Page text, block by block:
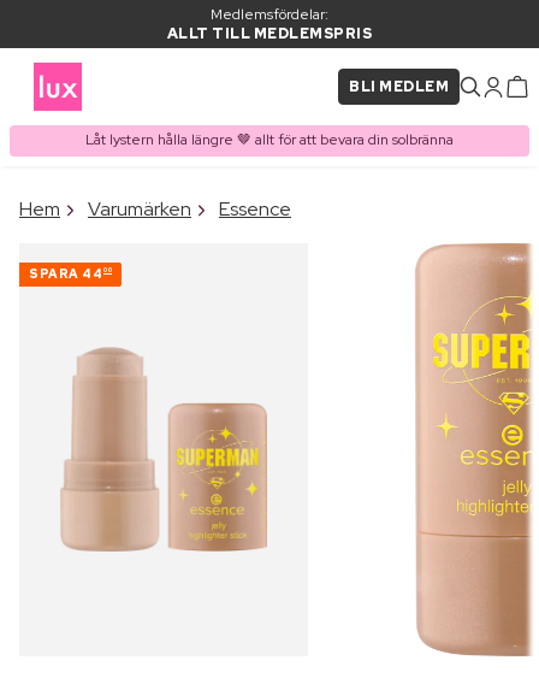
Medlemsfördelar:
ALLT TILL MEDLEMSPRIS
BLI MEDLEM
Låt lystern hålla längre 🤎 allt för att bevara din solbränna
PRODUKT I VARUKORGEN
Hem Varumärken Essence
SPARA 44 00